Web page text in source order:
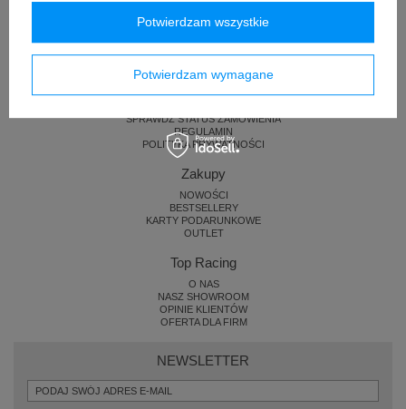
Pomoc i zamówienia
KONTAKT
ZWROTY I REKLAMACJE
SPRAWDŹ STATUS ZAMÓWIENIA
REGULAMIN
POLITYKA PRYWATNOŚCI
Zakupy
NOWOŚCI
BESTSELLERY
KARTY PODARUNKOWE
OUTLET
Top Racing
O NAS
NASZ SHOWROOM
OPINIE KLIENTÓW
OFERTA DLA FIRM
NEWSLETTER
Potwierdzam wymagane
Potwierdzam wszystkie